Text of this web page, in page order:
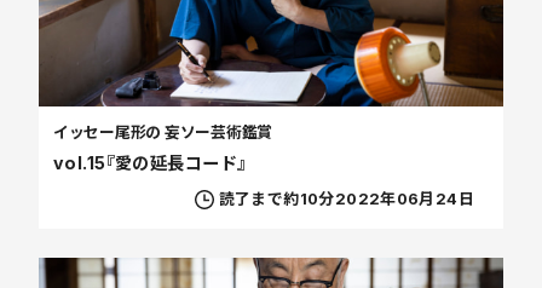
vol.15『愛の延長コード』
イッセー尾形の 妄ソー芸術鑑賞
読了まで約10分2022年06月24日